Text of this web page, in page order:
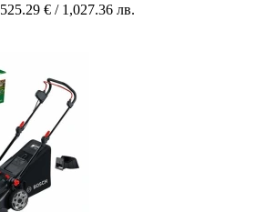
525.29 € / 1,027.36 лв.